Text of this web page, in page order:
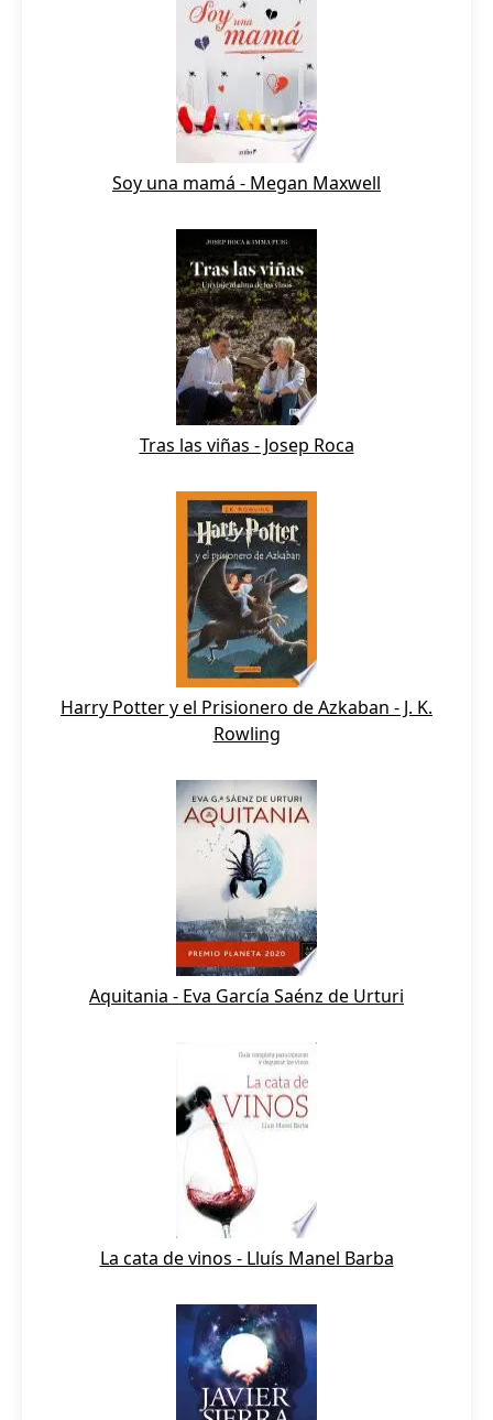
Soy una mamá - Megan Maxwell
Tras las viñas - Josep Roca
Harry Potter y el Prisionero de Azkaban - J. K.
Rowling
Aquitania - Eva García Saénz de Urturi
La cata de vinos - Lluís Manel Barba